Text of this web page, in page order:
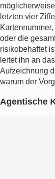
letzten vier
oder die
risikobehaftet
leitet ihn an
Aufzeichnung
warum der
Agentische